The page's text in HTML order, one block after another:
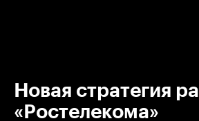
Новая стратегия
«Ростелекома»